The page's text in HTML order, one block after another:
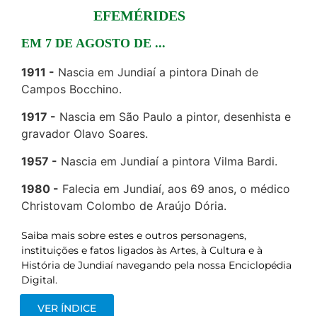
EFEMÉRIDES
EM 7 DE AGOSTO DE ...
1911
Nascia em Jundiaí a pintora Dinah de
Campos Bocchino.
1917
Nascia em São Paulo a pintor, desenhista e
gravador Olavo Soares.
1957
Nascia em Jundiaí a pintora Vilma Bardi.
1980
Falecia em Jundiaí, aos 69 anos, o médico
Christovam Colombo de Araújo Dória.
Saiba mais sobre estes e outros personagens,
instituições e fatos ligados às Artes, à Cultura e à
História de Jundiaí navegando pela nossa Enciclopédia
Digital.
VER ÍNDICE